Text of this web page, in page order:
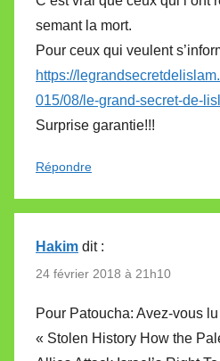
semant la mort.
Pour ceux qui veulent
https://
015/08/le-grand-secret-de-
Surprise garantie!!!
Répondre
Hakim dit :
24 février 2018 à 21h10
Pour Patoucha: Avez-vous
« Stolen History How the